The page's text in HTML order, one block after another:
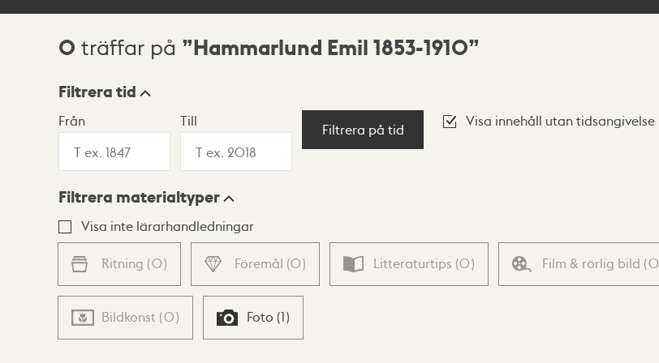
Sökresultat
0 träffar på Hammarlund Emil 1853-1910
Visningsläge
Lista Karta
Filtrera tid
Från Till
Filtrera på tid
Visa innehåll utan tidsangivelse
Filtrera materialtyper
Visa inte lärarhandledningar
Ritning (0) Föremål (0) Litteraturtips (0) Film & rörlig bild (0
Bildkonst (0) Foto (1)